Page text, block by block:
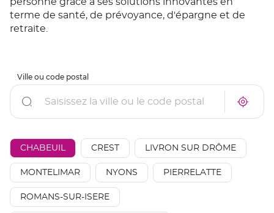
terme de santé, de prévoyance, d'épargne et de
retraite.
À
vente
Ville ou code postal
Rechercher
un
de
vente
AÉSIO
mutuelle
CHABEUIL CREST LIVRON SUR DRÔME
MONTELIMAR NYONS PIERRELATTE
ROMANS-SUR-ISERE